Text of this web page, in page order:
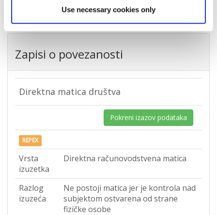
Use necessary cookies only
Zapisi o povezanosti
Direktna matica društva
Pokreni izazov podataka
REPEX
Vrsta
izuzetka
Direktna računovodstvena matica
Razlog
izuzeća
Ne postoji matica jer je kontrola nad
subjektom ostvarena od strane
fizičke osobe